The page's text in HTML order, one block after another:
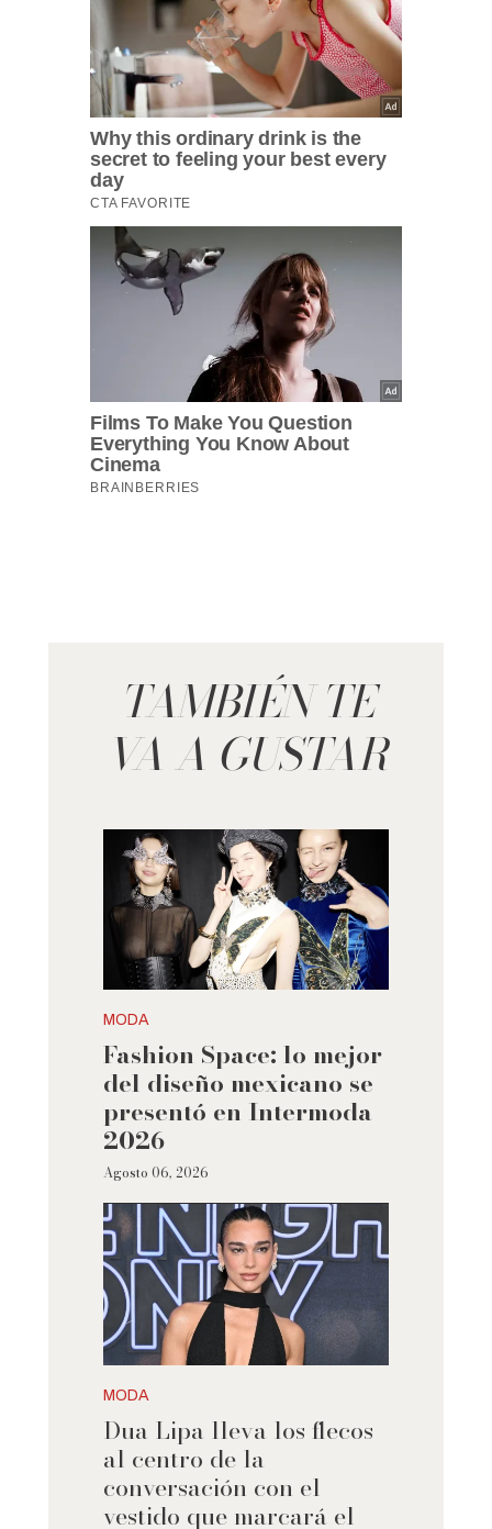
TAMBIÉN TE
VA A GUSTAR
MODA
Fashion Space: lo mejor
del diseño mexicano se
presentó en Intermoda
2026
Agosto 06, 2026
MODA
Dua Lipa lleva los flecos
al centro de la
conversación con el
vestido que marcará el